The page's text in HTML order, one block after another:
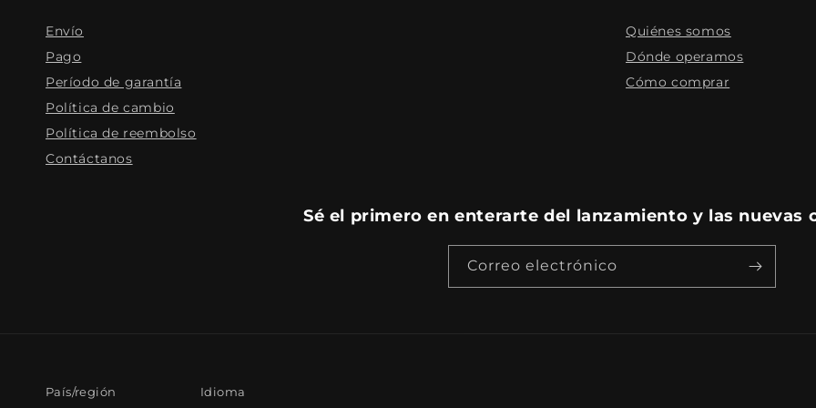
Envío
Pago
Período de garantía
Política de cambio
Política de reembolso
Contáctanos
Quiénes somos
Dónde operamos
Cómo comprar
Sé el primero en enterarte del lanzamiento y las nuevas
Correo electrónico
País/región Idioma